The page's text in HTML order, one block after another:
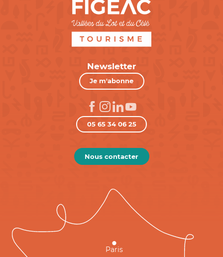
Newsletter
Je m'abonne
05 65 34 06 25
Nous contacter
Paris